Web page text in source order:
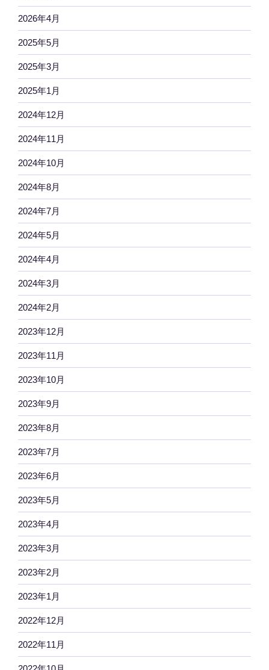
2026年4月
2025年5月
2025年3月
2025年1月
2024年12月
2024年11月
2024年10月
2024年8月
2024年7月
2024年5月
2024年4月
2024年3月
2024年2月
2023年12月
2023年11月
2023年10月
2023年9月
2023年8月
2023年7月
2023年6月
2023年5月
2023年4月
2023年3月
2023年2月
2023年1月
2022年12月
2022年11月